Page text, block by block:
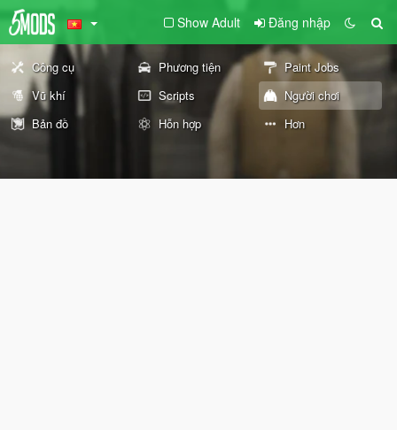
Show Adult Đăng nhập
Công cụ Phương tiện
Paint Jobs
Vũ khí
Scripts
Người chơi
Bản đồ
Hỗn hợp Hơn